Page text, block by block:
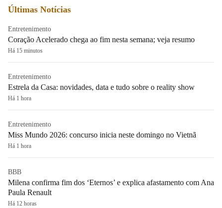
Últimas Notícias
Entretenimento
Coração Acelerado chega ao fim nesta semana; veja resumo
Há 15 minutos
Entretenimento
Estrela da Casa: novidades, data e tudo sobre o reality show
Há 1 hora
Entretenimento
Miss Mundo 2026: concurso inicia neste domingo no Vietnã
Há 1 hora
BBB
Milena confirma fim dos ‘Eternos’ e explica afastamento com Ana
Paula Renault
Há 12 horas